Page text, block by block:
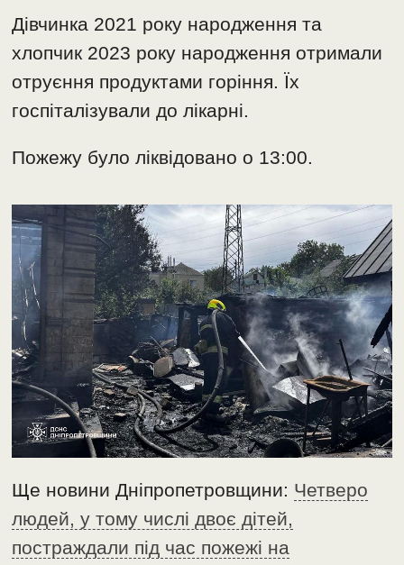
Дівчинка 2021 року народження та
хлопчик 2023 року народження отримали
отруєння продуктами горіння. Їх
госпіталізували до лікарні.
Пожежу було ліквідовано о 13:00.
Ще новини Дніпропетровщини: Четверо
людей, у тому числі двоє дітей,
постраждали під час пожежі на